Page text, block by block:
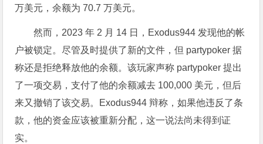
万美元，余额为 70.7 万美元。
然而，2023 年 2 月 14 日，Exodus944 发现他的帐
户被锁定。尽管及时提供了新的文件，但 partypoker 据
称还是拒绝释放他的余额。该玩家声称 partypoker 提出
了一项交易，支付了他的余额减去 100,000 美元，但后
来又撤销了该交易。Exodus944 辩称，如果他违反了条
款，他的资金应该被重新分配，这一说法尚未得到证
实。